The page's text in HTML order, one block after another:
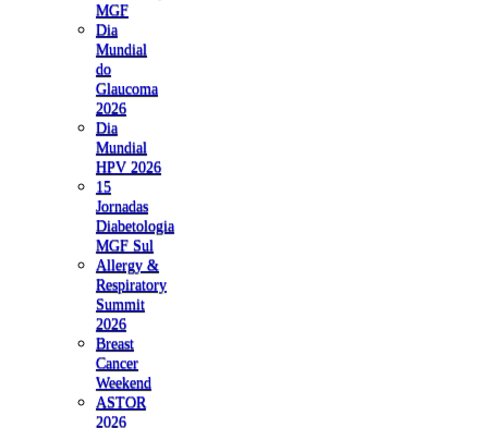
MGF
Dia
Mundial
do
Glaucoma
2026
Dia
Mundial
HPV 2026
15
Jornadas
Diabetologia
MGF Sul
Allergy &
Respiratory
Summit
2026
Breast
Cancer
Weekend
ASTOR
2026